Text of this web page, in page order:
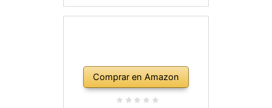
Comprar en Amazon